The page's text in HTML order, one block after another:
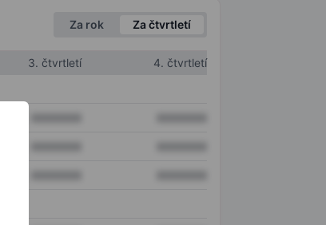
Za rok Za čtvrtletí
3. čtvrtletí
4. čtvrtletí